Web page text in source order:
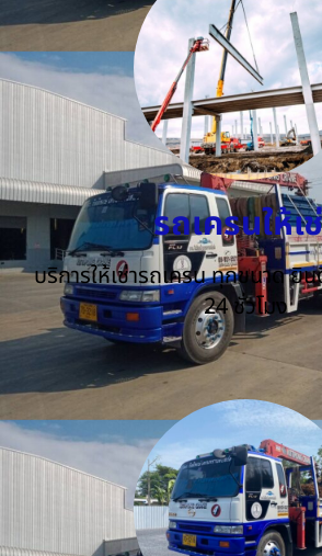
รถเครนให้เ
บริการให้เช่ารถเครน ทุกขนาด ยิ
24 ชั่วโมง